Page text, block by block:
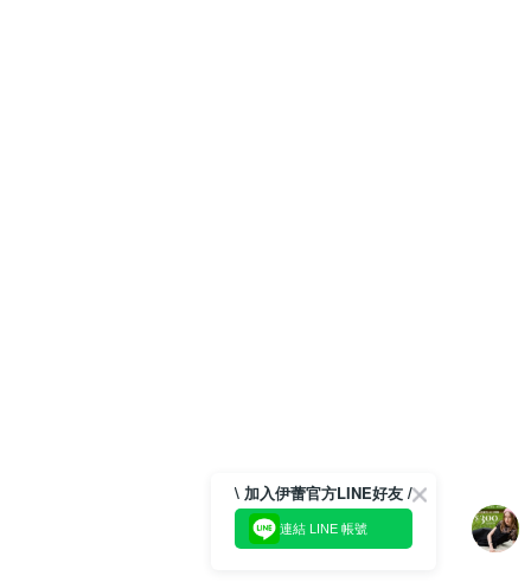
\ 加入伊蕾官方LINE好友 /
連結 LINE 帳號